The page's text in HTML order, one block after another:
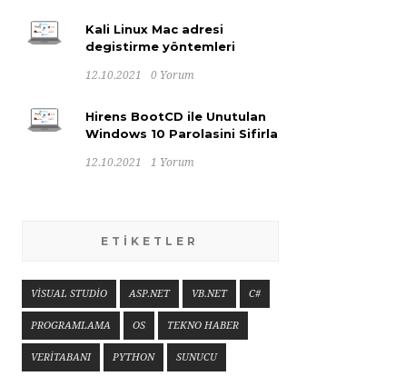
Kali Linux Mac adresi
degistirme yöntemleri
12.10.2021 0 Yorum
Hirens BootCD ile Unutulan
Windows 10 Parolasini Sifirla
12.10.2021 1 Yorum
ETİKETLER
VİSUAL STUDİO ASP.NET VB.NET C#
PROGRAMLAMA OS TEKNO HABER
VERİTABANI PYTHON SUNUCU